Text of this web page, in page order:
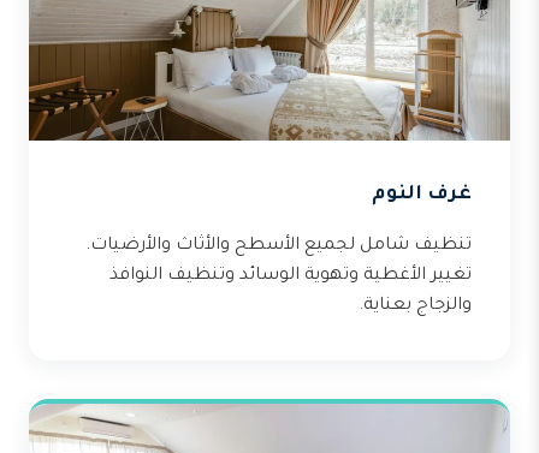
غرف النوم
تنظيف شامل لجميع الأسطح والأثاث والأرضيات.
تغيير الأغطية وتهوية الوسائد وتنظيف النوافذ
والزجاج بعناية.